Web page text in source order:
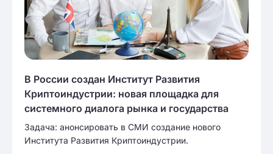
В России создан Институт Развития
Криптоиндустрии: новая площадка для
системного диалога рынка и государства
Задача: анонсировать в СМИ создание нового
Института Развития Криптоиндустрии.